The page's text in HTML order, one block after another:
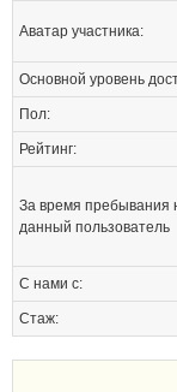
Аватар участника:
Основной уровень
Пол:
Рейтинг:
За время пребывания
данный пользователь
С нами с:
Стаж: